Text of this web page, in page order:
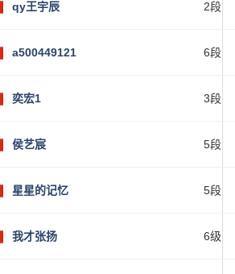
qy王宇辰 2段
a500449121 6段
奕宏1 3段
侯艺宸 5段
星星的记忆 5段
我才张扬 6级